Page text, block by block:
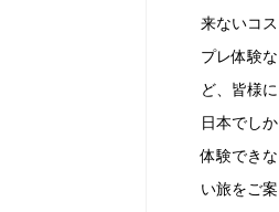
来ないコス
プレ体験な
ど、皆様に
日本でしか
体験できな
い旅をご案